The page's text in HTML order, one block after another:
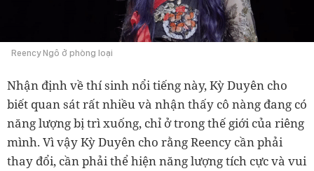
Reency Ngô ở phòng loại
Nhận định về thí sinh nổi tiếng này, Kỳ Duyên cho
biết quan sát rất nhiều và nhận thấy cô nàng đang có
năng lượng bị trì xuống, chỉ ở trong thế giới của riêng
mình. Vì vậy Kỳ Duyên cho rằng Reency cần phải
thay đổi, cần phải thể hiện năng lượng tích cực và vui